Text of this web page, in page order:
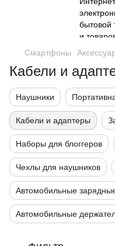
Смартфоны
Кабели и
Наушники
Кабели и адаптеры
Наборы для блоггеров
Чехлы для наушников
Автомобильные
Автомобильные